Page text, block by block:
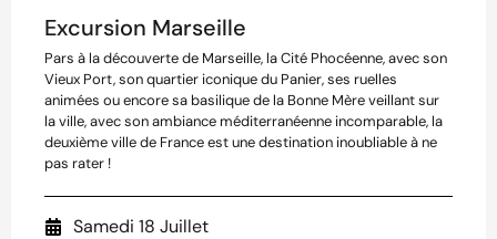
Excursion Marseille
Pars à la découverte de Marseille, la Cité Phocéenne, avec son
Vieux Port, son quartier iconique du Panier, ses ruelles
animées ou encore sa basilique de la Bonne Mère veillant sur
la ville, avec son ambiance méditerranéenne incomparable, la
deuxième ville de France est une destination inoubliable à ne
pas rater !
Samedi 18 Juillet